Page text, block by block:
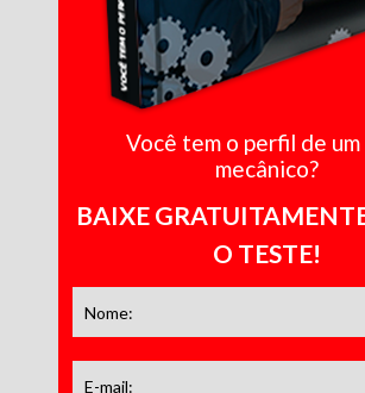
Você tem o perfil de um
mecânico?
BAIXE
O TESTE!